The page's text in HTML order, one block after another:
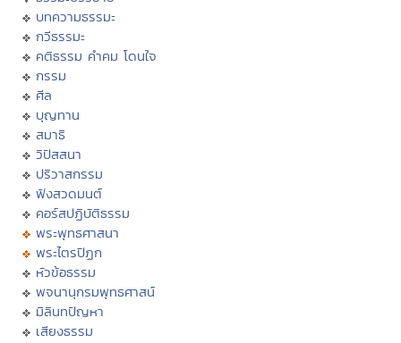
บทความธรรมะ
กวีธรรมะ
คติธรรม คำคม โดนใจ
กรรม
ศีล
บุญทาน
สมาธิ
วิปัสสนา
ปริวาสกรรม
ฟังสวดมนต์
คอร์สปฏิบัติธรรม
พระพุทธศาสนา
พระไตรปิฏก
หัวข้อธรรม
พจนานุกรมพุทธศาสน์
มิลินทปัญหา
เสียงธรรม